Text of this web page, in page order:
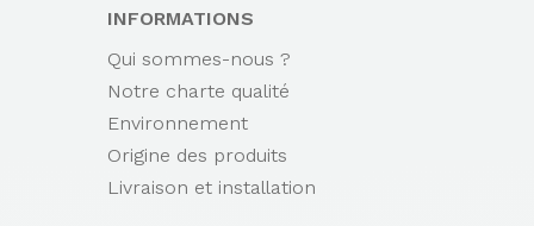
INFORMATIONS
Qui sommes-nous ?
Notre charte qualité
Environnement
Origine des produits
Livraison et installation